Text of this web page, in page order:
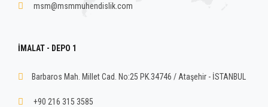
msm@msmmuhendislik.com
İMALAT - DEPO 1
Barbaros Mah. Millet Cad. No:25 PK.34746 / Ataşehir - İSTANBUL
+90 216 315 3585